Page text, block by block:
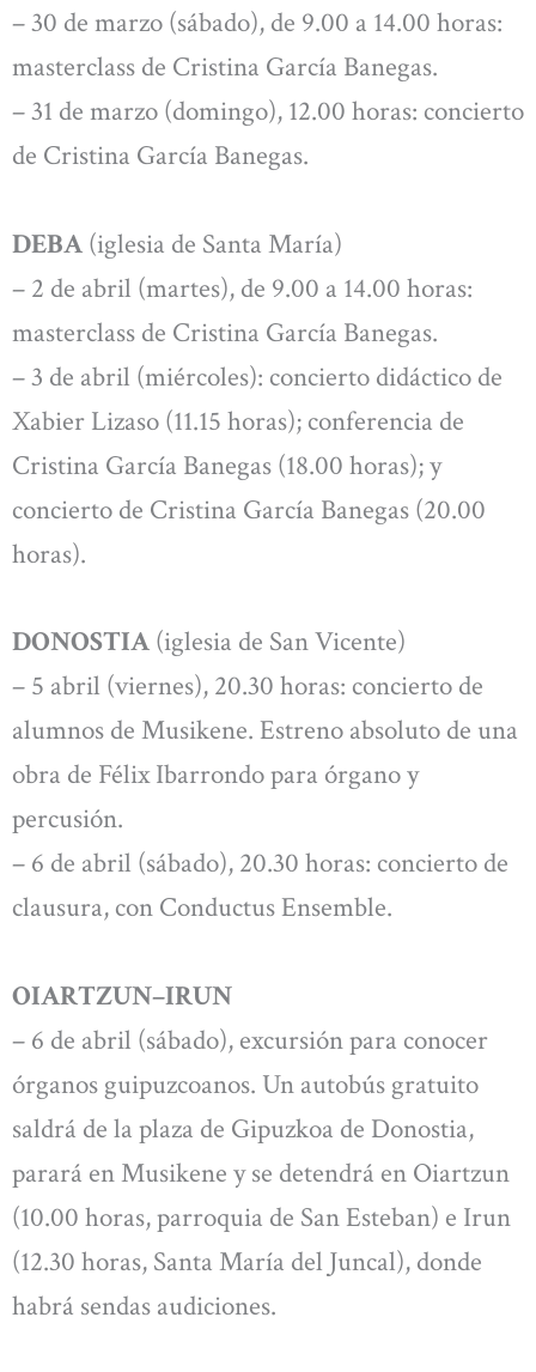
– 30 de marzo (sábado), de 9.00 a 14.00 horas:
masterclass de Cristina García Banegas.
– 31 de marzo (domingo), 12.00 horas: concierto
de Cristina García Banegas.
DEBA (iglesia de Santa María)
– 2 de abril (martes), de 9.00 a 14.00 horas:
masterclass de Cristina García Banegas.
– 3 de abril (miércoles): concierto didáctico de
Xabier Lizaso (11.15 horas); conferencia de
Cristina García Banegas (18.00 horas); y
concierto de Cristina García Banegas (20.00
horas).
DONOSTIA (iglesia de San Vicente)
– 5 abril (viernes), 20.30 horas: concierto de
alumnos de Musikene. Estreno absoluto de una
obra de Félix Ibarrondo para órgano y
percusión.
– 6 de abril (sábado), 20.30 horas: concierto de
clausura, con Conductus Ensemble.
OIARTZUN–IRUN
– 6 de abril (sábado), excursión para conocer
órganos guipuzcoanos. Un autobús gratuito
saldrá de la plaza de Gipuzkoa de Donostia,
parará en Musikene y se detendrá en Oiartzun
(10.00 horas, parroquia de San Esteban) e Irun
(12.30 horas, Santa María del Juncal), donde
habrá sendas audiciones.